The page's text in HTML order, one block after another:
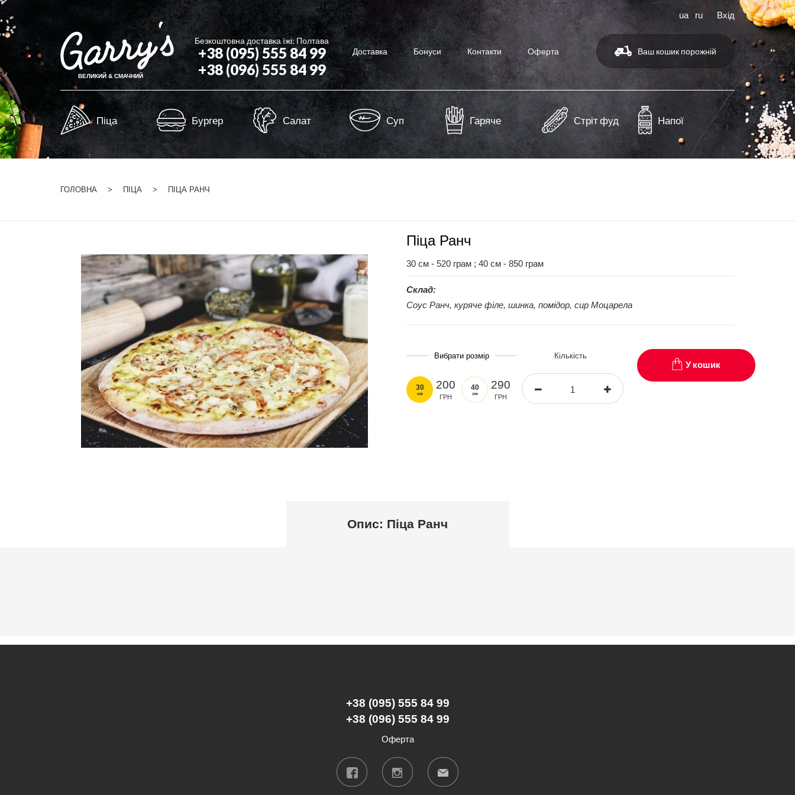
ua ru Вхід
ВЕЛИКИЙ & СМАЧНИЙ
Ваш кошик порожній
Безкоштовна доставка їжі: Полтава
+38 (095) 555 84 99
+38 (096) 555 84 99
Доставка Бонуси Контакти Оферта
Піца Бургер Салат Суп Гаряче Стріт фуд Напої
ГОЛОВНА ПІЦА ПІЦА РАНЧ
Піца Ранч
30 см - 520 грам ; 40 см - 850 грам
Склад:
Соус Ранч, куряче філе, шинка, помідор, сир Моцарела
Вибрати розмір
30
см
200
ГРН
40
см
290
ГРН
Кількість
У кошик
Опис: Піца Ранч
+38 (095) 555 84 99
+38 (096) 555 84 99
Оферта